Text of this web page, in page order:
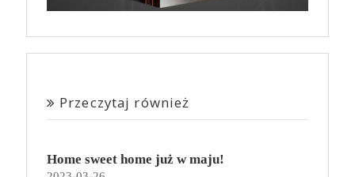
Przeczytaj również
Home sweet home już w maju!